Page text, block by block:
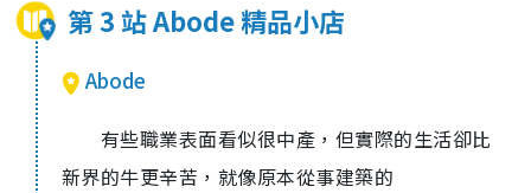
第 3 站 Abode 精品小店
Abode
有些職業表面看似很中產，但實際的生活卻比
新界的牛更辛苦，就像原本從事建築的